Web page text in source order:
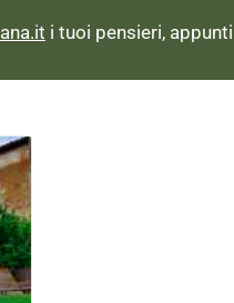
i tuoi pensieri,